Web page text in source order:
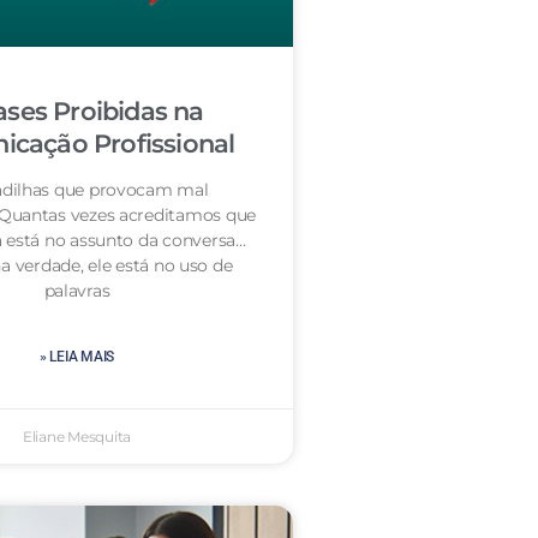
Proibidas na
Profissional
que provocam mal
vezes acreditamos que
no assunto da conversa…
verdade, ele está no uso de
palavras
» LEIA MAIS
Eliane Mesquita